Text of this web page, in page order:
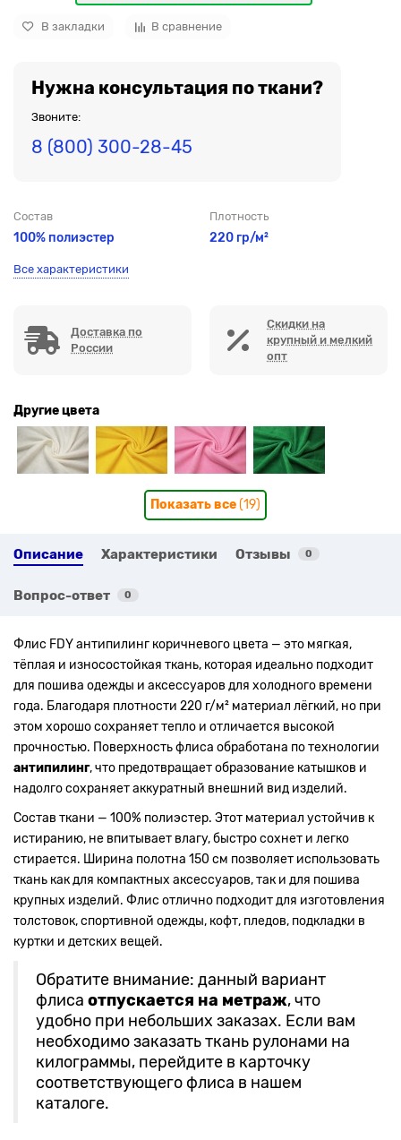
В закладки В сравнение
Нужна консультация по ткани?
Звоните:
8 (800) 300-28-45
Состав
100% полиэстер
Плотность
220 гр/м²
Все характеристики
Доставка по
России
Скидки на
крупный и мелкий
опт
Другие цвета
Показать все(19)
Описание Характеристики Отзывы 0
Вопрос-ответ 0
Флис FDY антипилинг коричневого цвета — это мягкая,
тёплая и износостойкая ткань, которая идеально подходит
для пошива одежды и аксессуаров для холодного времени
года. Благодаря плотности 220 г/м² материал лёгкий, но при
этом хорошо сохраняет тепло и отличается высокой
прочностью. Поверхность флиса обработана по технологии
антипилинг, что предотвращает образование катышков и
надолго сохраняет аккуратный внешний вид изделий.
Состав ткани — 100% полиэстер. Этот материал устойчив к
истиранию, не впитывает влагу, быстро сохнет и легко
стирается. Ширина полотна 150 см позволяет использовать
ткань как для компактных аксессуаров, так и для пошива
крупных изделий. Флис отлично подходит для изготовления
толстовок, спортивной одежды, кофт, пледов, подкладки в
куртки и детских вещей.
Обратите внимание: данный вариант
флиса отпускается на метраж, что
удобно при небольших заказах. Если вам
необходимо заказать ткань рулонами на
килограммы, перейдите в карточку
соответствующего флиса в нашем
каталоге.